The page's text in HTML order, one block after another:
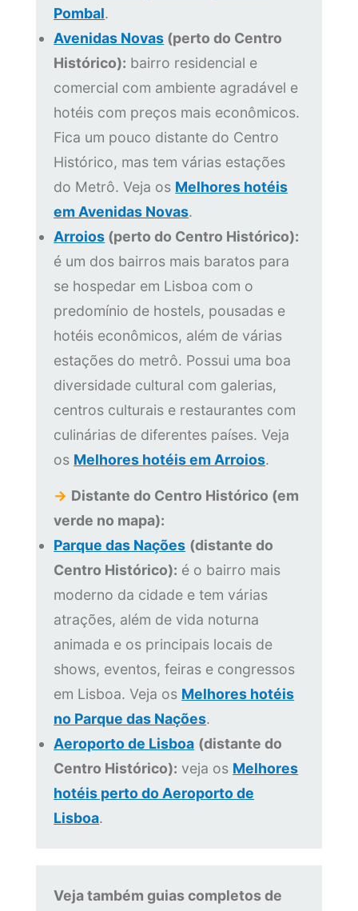
Pombal.
Avenidas Novas (perto do Centro
Histórico): bairro residencial e
comercial com ambiente agradável e
hotéis com preços mais econômicos.
Fica um pouco distante do Centro
Histórico, mas tem várias estações
do Metrô. Veja os Melhores hotéis
em Avenidas Novas.
Arroios (perto do Centro Histórico):
é um dos bairros mais baratos para
se hospedar em Lisboa com o
predomínio de hostels, pousadas e
hotéis econômicos, além de várias
estações do metrô. Possui uma boa
diversidade cultural com galerias,
centros culturais e restaurantes com
culinárias de diferentes países. Veja
os Melhores hotéis em Arroios.
→ Distante do Centro Histórico (em
verde no mapa):
Parque das Nações (distante do
Centro Histórico): é o bairro mais
moderno da cidade e tem várias
atrações, além de vida noturna
animada e os principais locais de
shows, eventos, feiras e congressos
em Lisboa. Veja os Melhores hotéis
no Parque das Nações.
Aeroporto de Lisboa (distante do
Centro Histórico): veja os Melhores
hotéis perto do Aeroporto de
Lisboa.
Veja também guias completos de